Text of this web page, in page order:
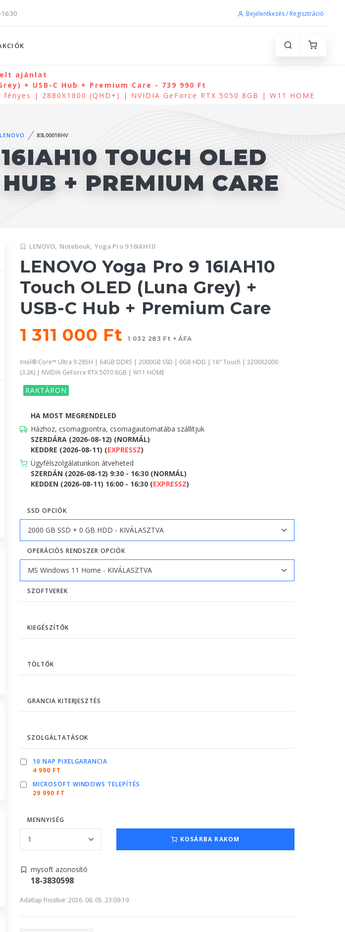
16:30 Bejelentkezés / Regisztráció
ajánlat
+ USB-C Hub + Premium Care - 739 990 Ft
| 2880X1800 (QHD+) | NVIDIA GeForce RTX 5050 8GB | W11 HOME
LENOVO 83L0001RHV
TOUCH OLED
+ PREMIUM CARE
LENOVO, Notebook, Yoga Pro 9 16IAH10
LENOVO Yoga Pro 9 16IAH10
Touch OLED (Luna Grey) +
USB-C Hub + Premium Care
1 311 000 Ft1 032 283 Ft + ÁFA
Intel® Core™ Ultra 9 285H | 64GB DDR5 | 2000GB SSD | 0GB HDD | 16" Touch | 3200X2000
(3.2K) | NVIDIA GeForce RTX 5070 8GB | W11 HOME
RAKTÁRON
HA MOST MEGRENDELED
Házhoz, csomagpontra, csomagautomatába szállítjuk
SZERDÁRA (2026-08-12) (NORMÁL)
KEDDRE (2026-08-11) (EXPRESSZ)
Ügyfélszolgálatunkon átveheted
SZERDÁN (2026-08-12) 9:30 - 16:30 (NORMÁL)
KEDDEN (2026-08-11) 16:00 - 16:30 (EXPRESSZ)
SSD OPCIÓK
OPERÁCIÓS RENDSZER OPCIÓK
SZOFTVEREK
KIEGÉSZÍTŐK
TÖLTŐK
GRANCIA KITERJESZTÉS
SZOLGÁLTATÁSOK
10 NAP PIXELGARANCIA
4 990 FT
MICROSOFT WINDOWS TELEPÍTÉS
29 990 FT
MENNYISÉG
KOSÁRBA RAKOM
mysoft azonosító
18-3830598
Adatlap frissítve: 2026. 08. 05. 23:09:19